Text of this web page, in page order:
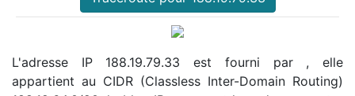
L'adresse IP 188.19.79.33 est fourni par , elle
appartient au CIDR (Classless Inter-Domain Routing)